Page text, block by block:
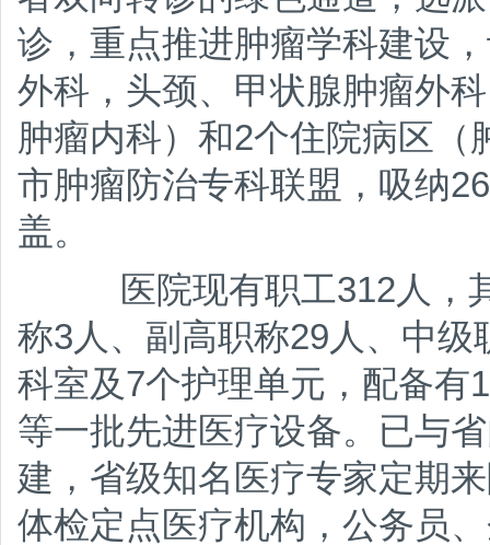
诊，重点推进肿瘤学科建设
外科，头颈、甲状腺肿瘤外
肿瘤内科）和2个住院病区
市肿瘤防治专科联盟，吸纳
盖。
医院现有职工312人，
称3人、副高职称29人、中
科室及7个护理单元，配备有
等一批先进医疗设备。已与
建，省级知名医疗专家定期
体检定点医疗机构，公务员